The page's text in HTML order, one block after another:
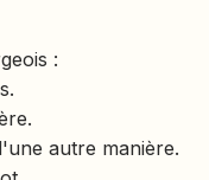
:
autre manière.